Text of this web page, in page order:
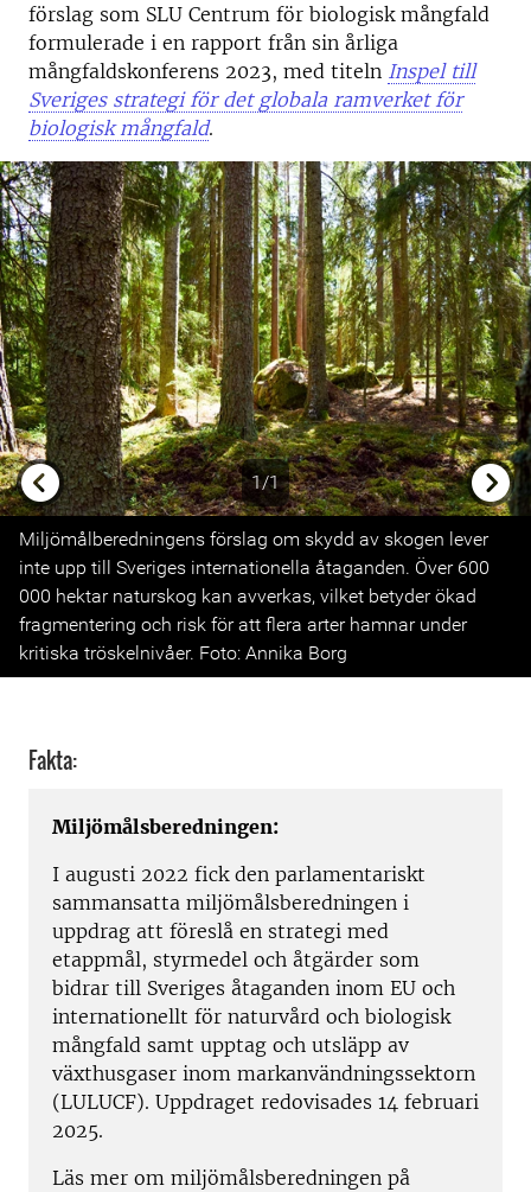
förslag som SLU Centrum för biologisk mångfald
formulerade i en rapport från sin årliga
mångfaldskonferens 2023, med titeln Inspel till
Sveriges strategi för det globala ramverket för
biologisk mångfald.
1/1
Previous
Miljömålberedningens förslag om skydd av skogen lever
inte upp till Sveriges internationella åtaganden. Över 600
000 hektar naturskog kan avverkas, vilket betyder ökad
fragmentering och risk för att flera arter hamnar under
kritiska tröskelnivåer. Foto: Annika Borg
Fakta:
Miljömålsberedningen:
I augusti 2022 fick den parlamentariskt
sammansatta miljömålsberedningen i
uppdrag att föreslå en strategi med
etappmål, styrmedel och åtgärder som
bidrar till Sveriges åtaganden inom EU och
internationellt för naturvård och biologisk
mångfald samt upptag och utsläpp av
växthusgaser inom markanvändningssektorn
(LULUCF). Uppdraget redovisades 14 februari
2025.
Läs mer om miljömålsberedningen på